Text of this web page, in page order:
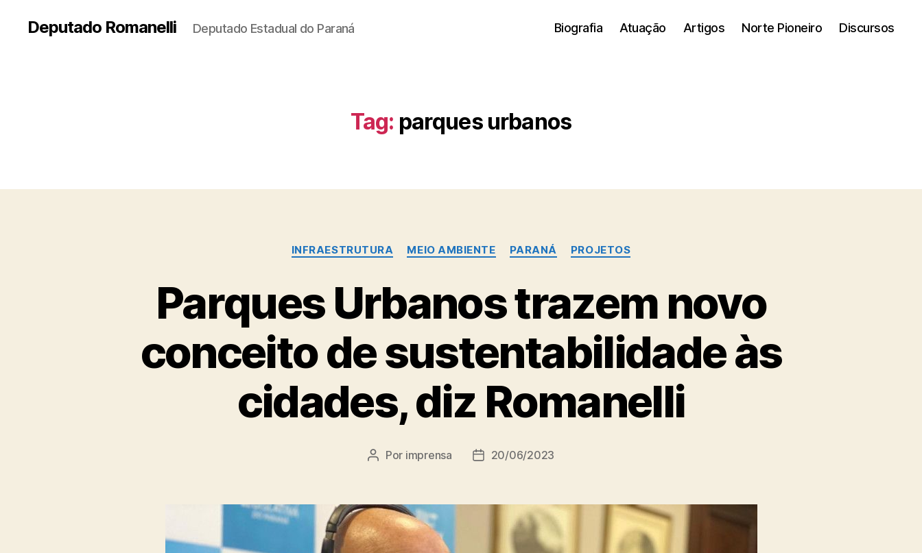
Deputado Romanelli Deputado Estadual do Paraná Biografia Atuação Artigos Norte Pioneiro Discursos
Tag: parques urbanos
Categorias
INFRAESTRUTURA MEIO AMBIENTE PARANÁ PROJETOS
Parques Urbanos trazem novo
conceito de sustentabilidade às
cidades, diz Romanelli
Autor
Por imprensa
Data20/06/2023